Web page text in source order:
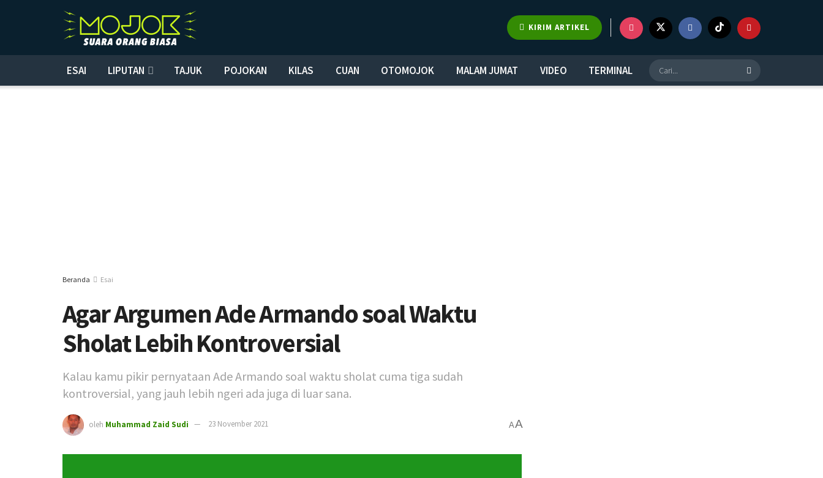
KIRIM ARTIKEL
ESAI LIPUTAN TAJUK POJOKAN KILAS CUAN OTOMOJOK MALAM JUMAT VIDEO TERMINAL
Beranda Esai
Agar Argumen Ade Armando soal Waktu
Sholat Lebih Kontroversial
Kalau kamu pikir pernyataan Ade Armando soal waktu sholat cuma tiga sudah
kontroversial, yang jauh lebih ngeri ada juga di luar sana.
oleh Muhammad Zaid Sudi 23 November 2021 AA